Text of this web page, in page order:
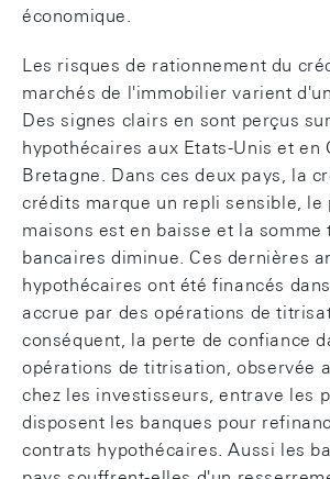
économique.
Les risques de rationnement du
marchés de l'immobilier varient
Des signes clairs en sont perçus
hypothécaires aux Etats-Unis et en
Bretagne. Dans ces deux pays, la
crédits marque un repli sensible, le
maisons est en baisse et la somme
bancaires diminue. Ces dernières
hypothécaires ont été financés
accrue par des opérations de
conséquent, la perte de confiance
opérations de titrisation, observée
chez les investisseurs, entrave les
disposent les banques pour
contrats hypothécaires. Aussi les